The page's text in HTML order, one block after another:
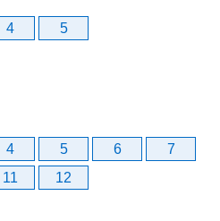
4 5
4 5 6
7
11 12